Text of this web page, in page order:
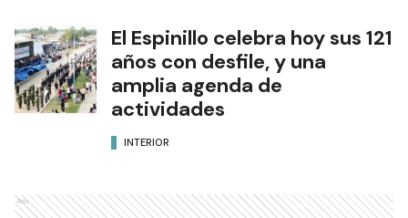
El Espinillo celebra hoy sus 121
años con desfile, y una
amplia agenda de
actividades
INTERIOR
Ads